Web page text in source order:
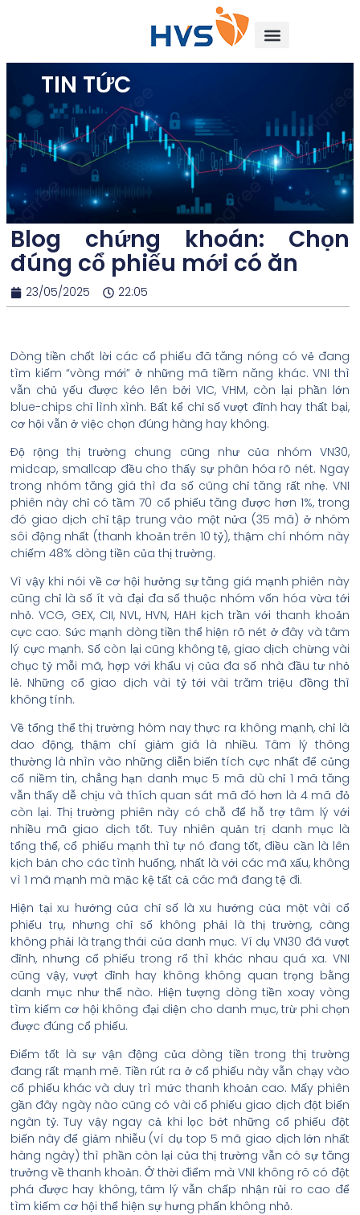
TIN TỨC
Blog chứng khoán: Chọn
đúng cổ phiếu mới có ăn
23/05/2025 22:05
Dòng tiền chốt lời các cổ phiếu đã tăng nóng có vẻ đang
tìm kiếm “vòng mới” ở những mã tiềm năng khác. VNI thì
vẫn chủ yếu được kéo lên bởi VIC, VHM, còn lại phần lớn
blue-chips chỉ lình xình. Bất kể chỉ số vượt đỉnh hay thất bại,
cơ hội vẫn ở việc chọn đúng hàng hay không.
Độ rộng thị trường chung cũng như của nhóm VN30,
midcap, smallcap đều cho thấy sự phân hóa rõ nét. Ngay
trong nhóm tăng giá thì đa số cũng chỉ tăng rất nhẹ. VNI
phiên này chỉ có tầm 70 cổ phiếu tăng được hơn 1%, trong
đó giao dịch chỉ tập trung vào một nửa (35 mã) ở nhóm
sôi động nhất (thanh khoản trên 10 tỷ), thậm chí nhóm này
chiếm 48% dòng tiền của thị trường.
Vì vậy khi nói về cơ hội hưởng sự tăng giá mạnh phiên này
cũng chỉ là số ít và đại đa số thuộc nhóm vốn hóa vừa tới
nhỏ. VCG, GEX, CII, NVL, HVN, HAH kịch trần với thanh khoản
cực cao. Sức mạnh dòng tiền thể hiện rõ nét ở đây và tâm
lý cực mạnh. Số còn lại cũng không tệ, giao dịch chừng vài
chục tỷ mỗi mã, hợp với khẩu vị của đa số nhà đầu tư nhỏ
lẻ. Những cổ giao dịch vài tỷ tới vài trăm triệu đồng thì
không tính.
Về tổng thể thị trường hôm nay thực ra không mạnh, chỉ là
dao động, thậm chí giảm giá là nhiều. Tâm lý thông
thường là nhìn vào những diễn biến tích cực nhất để củng
cố niềm tin, chẳng hạn danh mục 5 mã dù chỉ 1 mã tăng
vẫn thấy dễ chịu và thích quan sát mã đó hơn là 4 mã đỏ
còn lại. Thị trường phiên này có chỗ để hỗ trợ tâm lý với
nhiều mã giao dịch tốt. Tuy nhiên quản trị danh mục là
tổng thể, cổ phiếu mạnh thì tự nó đang tốt, điều cần là lên
kịch bản cho các tình huống, nhất là với các mã xấu, không
vì 1 mã mạnh mà mặc kệ tất cả các mã đang tệ đi.
Hiện tại xu hướng của chỉ số là xu hướng của một vài cổ
phiếu trụ, nhưng chỉ số không phải là thị trường, càng
không phải là trạng thái của danh mục. Ví dụ VN30 đã vượt
đỉnh, nhưng cổ phiếu trong rổ thì khác nhau quá xa. VNI
cũng vậy, vượt đỉnh hay không không quan trọng bằng
danh mục như thế nào. Hiện tượng dòng tiền xoay vòng
tìm kiếm cơ hội không đại diện cho danh mục, trừ phi chọn
được đúng cổ phiếu.
Điểm tốt là sự vận động của dòng tiền trong thị trường
đang rất mạnh mẽ. Tiền rút ra ở cổ phiếu này vẫn chạy vào
cổ phiếu khác và duy trì mức thanh khoản cao. Mấy phiên
gần đây ngày nào cũng có vài cổ phiếu giao dịch đột biến
ngàn tỷ. Tuy vậy ngay cả khi lọc bớt những cổ phiếu đột
biến này để giảm nhiễu (ví dụ top 5 mã giao dịch lớn nhất
hàng ngày) thì phần còn lại của thị trường vẫn có sự tăng
trưởng về thanh khoản. Ở thời điểm mà VNI không rõ có đột
phá được hay không, tâm lý vẫn chấp nhận rủi ro cao để
tìm kiếm cơ hội thể hiện sự hưng phấn không nhỏ.